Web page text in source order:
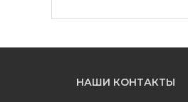
НАШИ КОНТАКТЫ